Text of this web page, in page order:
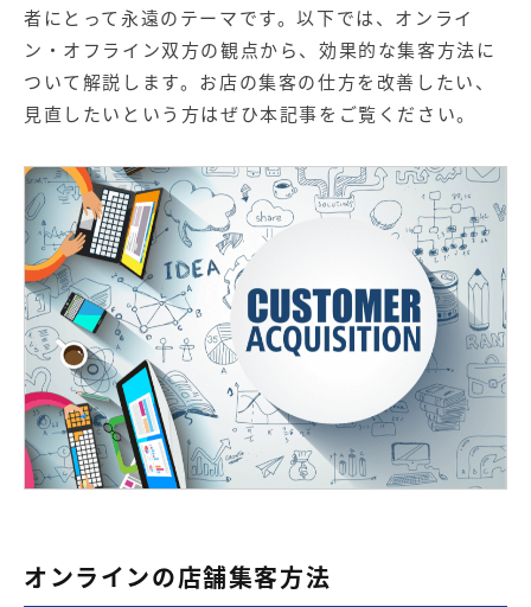
マーケティングサービスの製品
【店舗型ビジネス向け】エリ
ア
【金融機関向け】マーケティ
ング
【IT企業向け】マーケティン
グ
サービス
SNSアカウント運用代行サー
ビス（LINE）
広告プロモーションの製品
【クリニック向け】新規集患
Web広告サービス
【歯科業界向け】新規集患
Web広告パッケージ
【塾・個別塾業界向け】新規
集客Web広告パッケージ
サイトアクセス増加パッケー
ジ
Web制作の製品
者にとって永遠のテーマです。以下では、オンライ
ン・オフライン双方の観点から、効果的な集客方法に
ついて解説します。お店の集客の仕方を改善したい、
見直したいという方はぜひ本記事をご覧ください。
オンラインの店舗集客方法